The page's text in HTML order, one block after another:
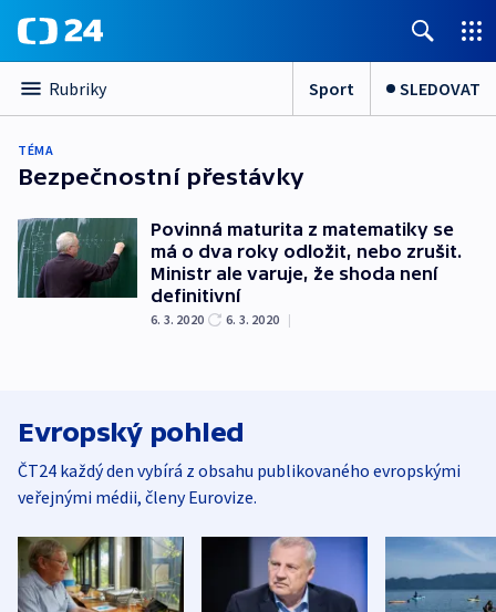
Rubriky Sport SLEDOVAT
TÉMA
Bezpečnostní přestávky
Povinná maturita z matematiky se
má o dva roky odložit, nebo zrušit.
Ministr ale varuje, že shoda není
definitivní
6. 3. 2020 6. 3. 2020 |
Evropský pohled
ČT24 každý den vybírá z obsahu publikovaného evropskými
veřejnými médii, členy Eurovize.